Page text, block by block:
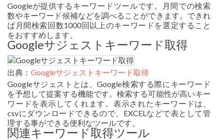
Googleが提供するキーワードツールです。月間での検索
数やキーワード候補などを調べることができます。できれ
ば月間検索回数1000回以上のキーワードを選定すること
をおすすめします。
Googleサジェストキーワード取得
出典： Googleサジェストキーワード取得
Googleサジェストとは、Google検索する際にキーワード
を予想して提案する機能です。検索する可能性が高いキー
ワードを表示してくれます。表示されたキーワードは、
csvにダウンロードできるので、EXCELなどで表として管
理する事ができる便利なツールです。
関連キーワード取得ツール